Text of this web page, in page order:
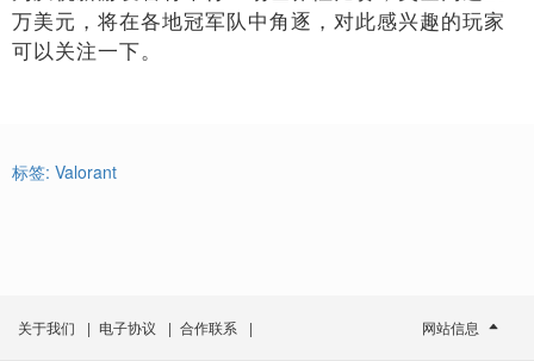
万美元，将在各地冠军队中角逐，对此感兴趣的玩家
可以关注一下。
标签: Valorant
关于我们 | 电子协议 | 合作联系 | 网站信息